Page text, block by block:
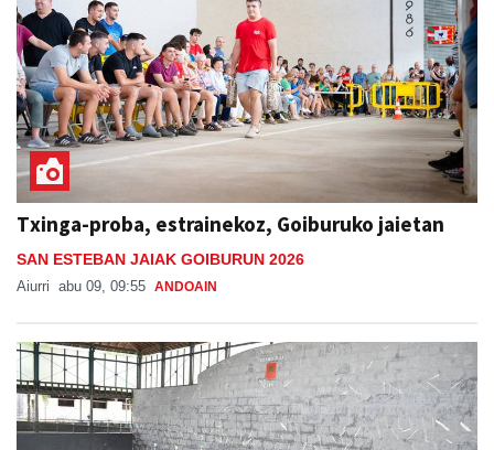
Txinga-proba, estrainekoz, Goiburuko jaietan
SAN ESTEBAN JAIAK GOIBURUN 2026
Aiurri abu 09, 09:55 ANDOAIN